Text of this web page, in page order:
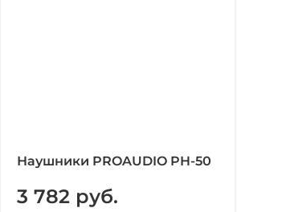
Наушники PROAUDIO PH-50
3 782 руб.